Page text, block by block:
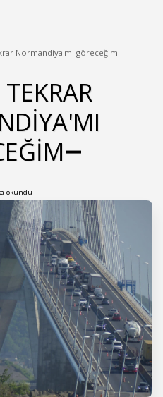
Normandiya'mı göreceğim
okundu